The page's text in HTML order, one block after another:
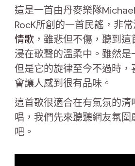
這是一首由丹麥樂隊
RocK所創的一首民謠，非
情歌 ，雖悲但不傷，聽到
浸在歌聲的溫柔中。雖然是
但是它的旋律至今不過時，
會讓人感到很有品味。
這首歌很適合在有氣氛的清
唱，我們先來聽聽網友氛圍
吧。